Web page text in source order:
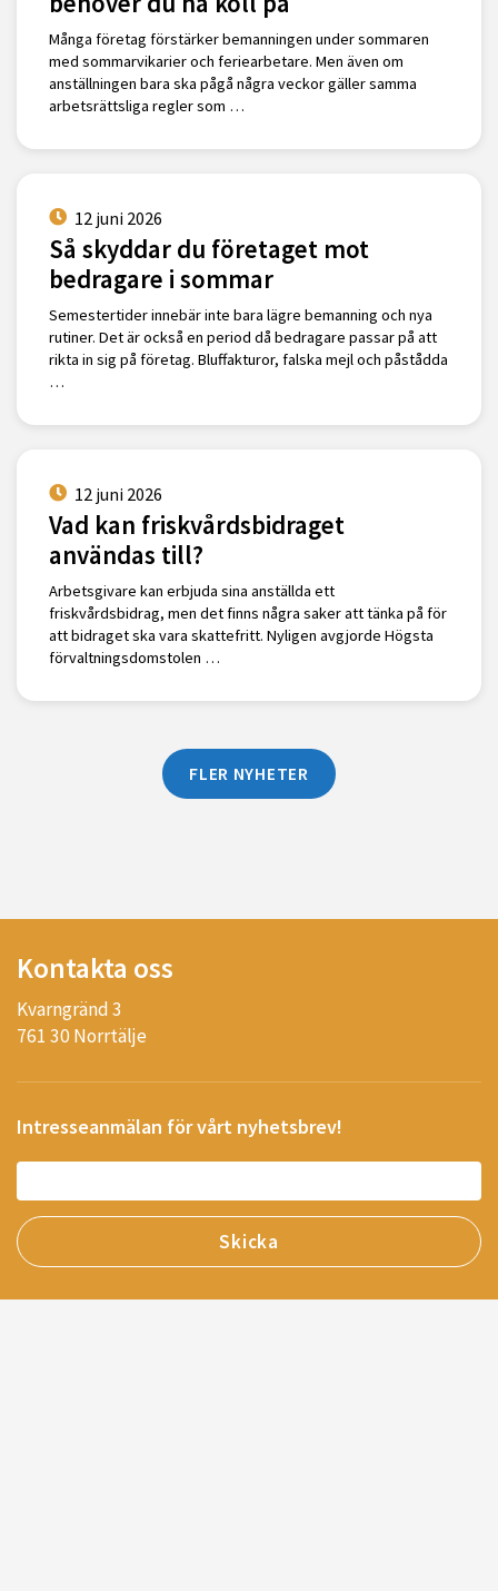
Många företag förstärker bemanningen under sommaren
med sommarvikarier och feriearbetare. Men även om
anställningen bara ska pågå några veckor gäller samma
arbetsrättsliga regler som …
12 juni 2026
Så skyddar du företaget mot
bedragare i sommar
Semestertider innebär inte bara lägre bemanning och nya
rutiner. Det är också en period då bedragare passar på att
rikta in sig på företag. Bluffakturor, falska mejl och påstådda
…
12 juni 2026
Vad kan friskvårdsbidraget
användas till?
Arbetsgivare kan erbjuda sina anställda ett
friskvårdsbidrag, men det finns några saker att tänka på för
att bidraget ska vara skattefritt. Nyligen avgjorde Högsta
förvaltningsdomstolen …
FLER NYHETER
Kontakta oss
Kvarngränd 3
761 30 Norrtälje
Intresseanmälan för vårt nyhetsbrev!